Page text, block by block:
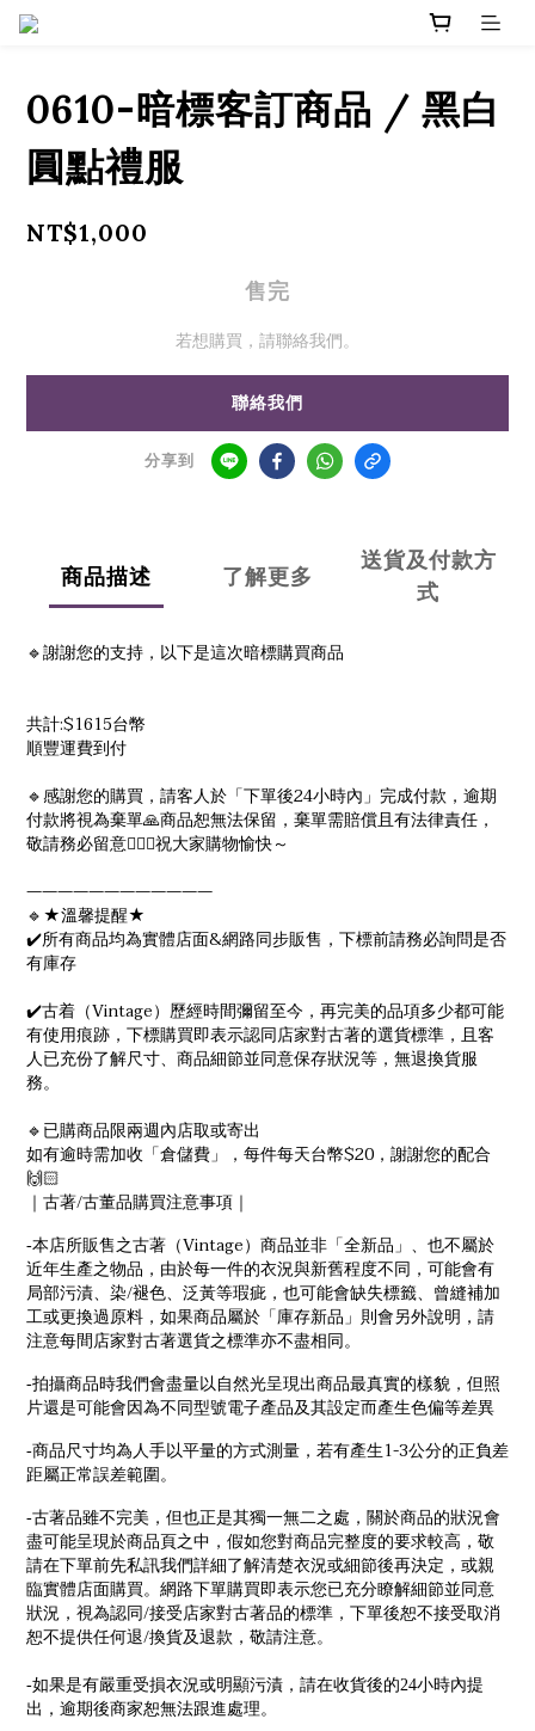
0610-暗標客訂商品 / 黑白
圓點禮服
NT$1,000
售完
若想購買，請聯絡我們。
聯絡我們
分享到
商品描述 了解更多
送貨及付款方
式
🔹謝謝您的支持，以下是這次暗標購買商品
共計:$1615台幣
順豐運費到付
🔹感謝您的購買，請客人於「下單後24小時內」完成付款，逾期
付款將視為棄單🙏商品恕無法保留，棄單需賠償且有法律責任，
敬請務必留意🙇🏻‍♀️祝大家購物愉快～
————————————
🔹★溫馨提醒★
✔️所有商品均為實體店面&網路同步販售，下標前請務必詢問是否
有庫存
✔️古着（Vintage）歷經時間彌留至今，再完美的品項多少都可能
有使用痕跡，下標購買即表示認同店家對古著的選貨標準，且客
人已充份了解尺寸、商品細節並同意保存狀況等，無退換貨服
務。
🔹已購商品限兩週內店取或寄出
如有逾時需加收「倉儲費」，每件每天台幣$20，謝謝您的配合
🙌🏻
｜古著/古董品購買注意事項｜
-本店所販售之古著（Vintage ）商品並非「全新品」、也不屬於
近年生產之物品，由於每一件的衣況與新舊程度不同，可能會有
局部污漬、染/褪色、泛黃等瑕疵，也可能會缺失標籤、曾縫補加
工或更換過原料，如果商品屬於「庫存新品」則會另外說明，請
注意每間店家對古著選貨之標準亦不盡相同。
-拍攝商品時我們會盡量以自然光呈現出商品最真實的樣貌，但照
片還是可能會因為不同型號電子產品及其設定而產生色偏等差異
-商品尺寸均為人手以平量的方式測量，若有產生 1-3公分的正負差
距屬正常誤差範圍。
-古著品雖不完美，但也正是其獨一無二之處，關於商品的狀況會
盡可能呈現於商品頁之中，假如您對商品完整度的要求較高，敬
請在下單前先私訊我們詳細了解清楚衣況或細節後再決定，或親
臨實體店面購買。網路下單購買即表示您已充分瞭解細節並同意
狀況，視為認同 /接受店家對古著品的標準，下單後恕不接受取消
恕不提供任何退/換貨及退款，敬請注意。
-如果是有嚴重受損衣況或明顯污漬，請在收貨後的24小時內提
出，逾期後商家恕無法跟進處理。